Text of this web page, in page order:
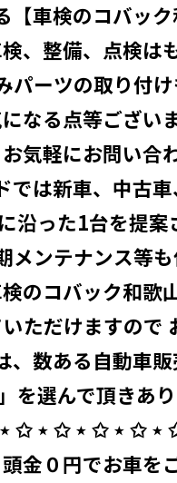
【車検のコバッ
、整備、点検は
パーツの取り付け
なる点等ござい
気軽にお問い合
では新車、中古車
沿った1台を提案
メンテナンス等
検のコバック和歌
ただけますので
、数ある自動車
を選んで頂きあ
✩ ⋆ ✩ ⋆ ✩ ⋆ ✩ ⋆
金０円でお車を